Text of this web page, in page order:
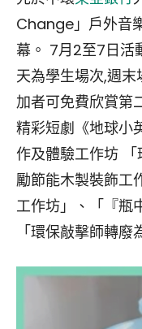
Change」戶外音
幕。 7月2至7日活
天為學生場次,週
加者可免費欣賞
精彩短劇《地球小
作及體驗工作坊
勵節能木製裝飾工
工作坊」、「『瓶
「環保敲擊師轉廢